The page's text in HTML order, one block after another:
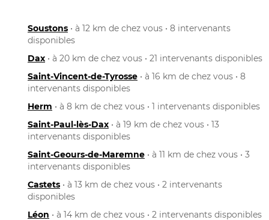
Soustons • à 12 km de chez vous • 8 intervenants
disponibles
Dax • à 20 km de chez vous • 21 intervenants disponibles
Saint-Vincent-de-Tyrosse • à 16 km de chez vous • 8
intervenants disponibles
Herm • à 8 km de chez vous • 1 intervenants disponibles
Saint-Paul-lès-Dax • à 19 km de chez vous • 13
intervenants disponibles
Saint-Geours-de-Maremne • à 11 km de chez vous • 3
intervenants disponibles
Castets • à 13 km de chez vous • 2 intervenants
disponibles
Léon • à 14 km de chez vous • 2 intervenants disponibles